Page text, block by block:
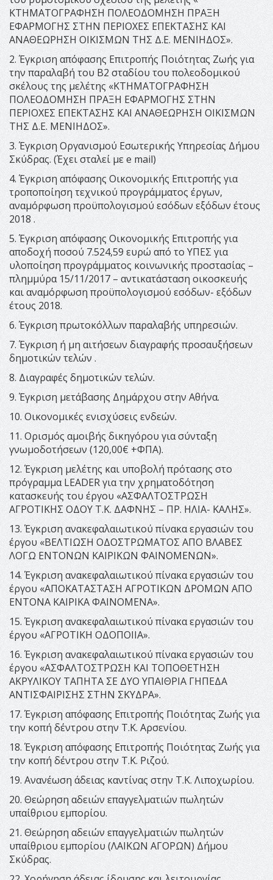
ΚΤΗΜΑΤΟΓΡΑΦΗΣΗ ΠΟΛΕΟΔΟΜΗΣΗ ΠΡΑΞΗ
ΕΦΑΡΜΟΓΗΣ ΣΤΗΝ ΠΕΡΙΟΧΕΣ ΕΠΕΚΤΑΣΗΣ ΚΑΙ
ΑΝΑΘΕΩΡΗΣΗ ΟΙΚΙΣΜΩΝ ΤΗΣ Δ.Ε. ΜΕΝΙΗΔΟΣ».
2. Έγκριση απόφασης Επιτροπής Ποιότητας Ζωής για
την παραλαβή του Β2 σταδίου του πολεοδομικού
σκέλους της μελέτης «ΚΤΗΜΑΤΟΓΡΑΦΗΣΗ
ΠΟΛΕΟΔΟΜΗΣΗ ΠΡΑΞΗ ΕΦΑΡΜΟΓΗΣ ΣΤΗΝ
ΠΕΡΙΟΧΕΣ ΕΠΕΚΤΑΣΗΣ ΚΑΙ ΑΝΑΘΕΩΡΗΣΗ ΟΙΚΙΣΜΩΝ
ΤΗΣ Δ.Ε. ΜΕΝΙΗΔΟΣ».
3. Έγκριση Οργανισμού Εσωτερικής Υπηρεσίας Δήμου
Σκύδρας. (Έχει σταλεί με e mail)
4. Έγκριση απόφασης Οικονομικής Επιτροπής για
τροποποίηση τεχνικού προγράμματος έργων,
αναμόρφωση προϋπολογισμού εσόδων εξόδων έτους
2018 .
5. Έγκριση απόφασης Οικονομικής Επιτροπής για
αποδοχή ποσού 7.524,59 ευρώ από το ΥΠΕΣ για
υλοποίηση προγράμματος κοινωνικής προστασίας –
πλημμύρα 15/11/2017 – αντικατάσταση οικοσκευής
και αναμόρφωση προϋπολογισμού εσόδων- εξόδων
έτους 2018.
6. Έγκριση πρωτοκόλλων παραλαβής υπηρεσιών.
7. Έγκριση ή μη αιτήσεων διαγραφής προσαυξήσεων
δημοτικών τελών .
8. Διαγραφές δημοτικών τελών.
9. Έγκριση μετάβασης Δημάρχου στην Αθήνα.
10. Οικονομικές ενισχύσεις ενδεών.
11. Ορισμός αμοιβής δικηγόρου για σύνταξη
γνωμοδοτήσεων (120,00€ +ΦΠΑ).
12. Έγκριση μελέτης και υποβολή πρότασης στο
πρόγραμμα LEADER για την χρηματοδότηση
κατασκευής του έργου «ΑΣΦΑΛΤΟΣΤΡΩΣΗ
ΑΓΡΟΤΙΚΗΣ ΟΔΟΥ Τ.Κ. ΔΑΦΝΗΣ – ΠΡ. ΗΛΙΑ- ΚΑΛΗΣ».
13. Έγκριση ανακεφαλαιωτικού πίνακα εργασιών του
έργου «ΒΕΛΤΙΩΣΗ ΟΔΟΣΤΡΩΜΑΤΟΣ ΑΠΟ ΒΛΑΒΕΣ
ΛΟΓΩ ΕΝΤΟΝΩΝ ΚΑΙΡΙΚΩΝ ΦΑΙΝΟΜΕΝΩΝ».
14. Έγκριση ανακεφαλαιωτικού πίνακα εργασιών του
έργου «ΑΠΟΚΑΤΑΣΤΑΣΗ ΑΓΡΟΤΙΚΩΝ ΔΡΟΜΩΝ ΑΠΟ
ΕΝΤΟΝΑ ΚΑΙΡΙΚΑ ΦΑΙΝΟΜΕΝΑ».
15. Έγκριση ανακεφαλαιωτικού πίνακα εργασιών του
έργου «ΑΓΡΟΤΙΚΗ ΟΔΟΠΟΙΙΑ».
16. Έγκριση ανακεφαλαιωτικού πίνακα εργασιών του
έργου «ΑΣΦΑΛΤΟΣΤΡΩΣΗ ΚΑΙ ΤΟΠΟΘΕΤΗΣΗ
ΑΚΡΥΛΙΚΟΥ ΤΑΠΗΤΑ ΣΕ ΔΥΟ ΥΠΑΙΘΡΙΑ ΓΗΠΕΔΑ
ΑΝΤΙΣΦΑΙΡΙΣΗΣ ΣΤΗΝ ΣΚΥΔΡΑ».
17. Έγκριση απόφασης Επιτροπής Ποιότητας Ζωής για
την κοπή δέντρου στην Τ.Κ. Αρσενίου.
18. Έγκριση απόφασης Επιτροπής Ποιότητας Ζωής για
την κοπή δέντρου στην Τ.Κ. Ριζού.
19. Ανανέωση άδειας καντίνας στην Τ.Κ. Λιποχωρίου.
20. Θεώρηση αδειών επαγγελματιών πωλητών
υπαίθριου εμπορίου.
21. Θεώρηση αδειών επαγγελματιών πωλητών
υπαίθριου εμπορίου (ΛΑΙΚΩΝ ΑΓΟΡΩΝ) Δήμου
Σκύδρας.